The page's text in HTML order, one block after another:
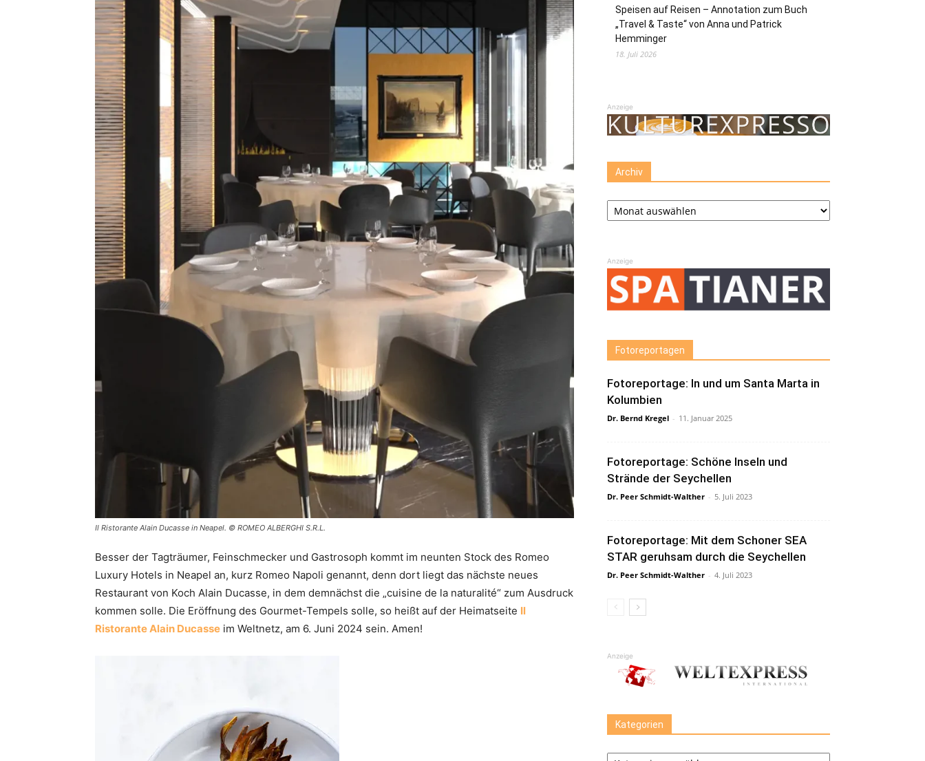
Il Ristorante Alain Ducasse in Neapel. © ROMEO ALBERGHI S.R.L.
Besser der Tagträumer, Feinschmecker und Gastrosoph kommt im neunten Stock des Romeo
Luxury Hotels in Neapel an, kurz Romeo Napoli genannt, denn dort liegt das nächste neues
Restaurant von Koch Alain Ducasse, in dem demnächst die „cuisine de la naturalité“ zum Ausdruck
kommen solle. Die Eröffnung des Gourmet-Tempels solle, so heißt auf der Heimatseite Il
Ristorante Alain Ducasse im Weltnetz, am 6. Juni 2024 sein. Amen!
Speisen auf Reisen – Annotation zum Buch
„Travel & Taste“ von Anna und Patrick
Hemminger
18. Juli 2026
Anzeige
Archiv
Archiv
Anzeige
Fotoreportagen
Fotoreportage: In und um Santa Marta in
Kolumbien
Dr. Bernd Kregel - 11. Januar 2025
Fotoreportage: Schöne Inseln und
Strände der Seychellen
Dr. Peer Schmidt-Walther - 5. Juli 2023
Fotoreportage: Mit dem Schoner SEA
STAR geruhsam durch die Seychellen
Dr. Peer Schmidt-Walther - 4. Juli 2023
Anzeige
Kategorien
Kategorien